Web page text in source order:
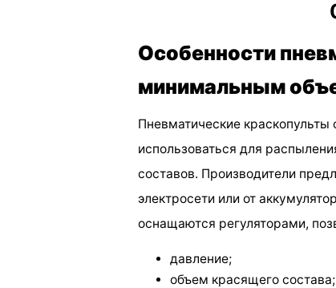
Особенности
минимальным
Пневматические
использоваться для
составов. Производители
электросети или от
оснащаются регуляторами,
давление;
объем красящего состава;